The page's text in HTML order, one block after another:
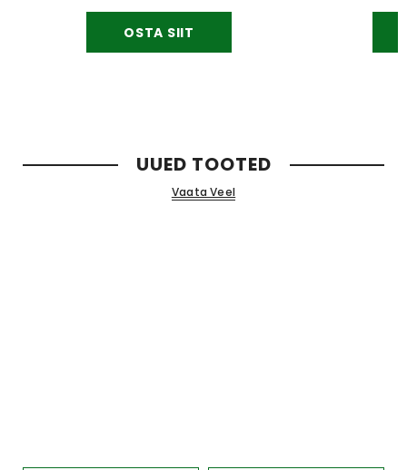
OSTA SIIT
UUED TOOTED
Vaata Veel